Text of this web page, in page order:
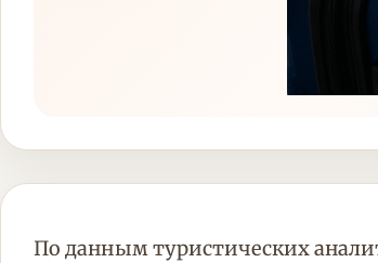
По данным туристических